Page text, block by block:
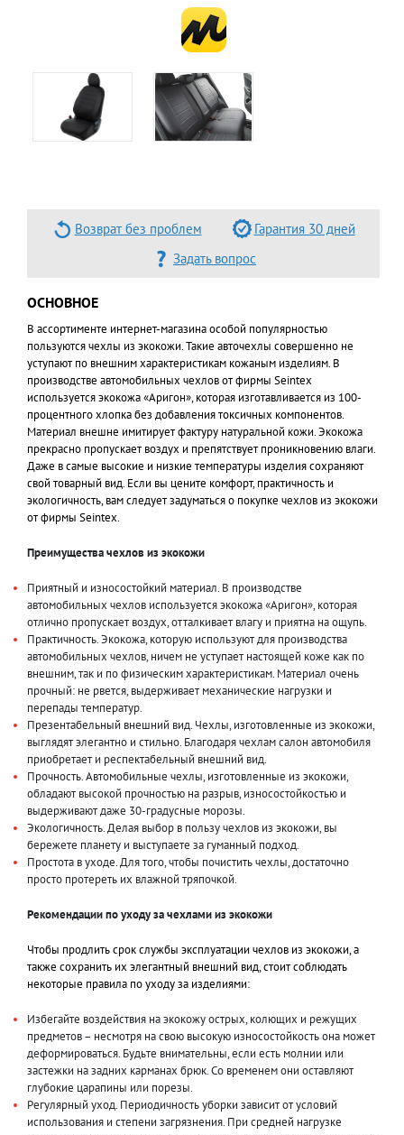
Возврат без проблем
Гарантия 30 дней
Задать вопрос
ОСНОВНОЕ
В ассортименте интернет-магазина особой популярностью
пользуются чехлы из экокожи. Такие авточехлы совершенно не
уступают по внешним характеристикам кожаным изделиям. В
производстве автомобильных чехлов от фирмы Seintex
используется экокожа «Аригон», которая изготавливается из 100-
процентного хлопка без добавления токсичных компонентов.
Материал внешне имитирует фактуру натуральной кожи. Экокожа
прекрасно пропускает воздух и препятствует проникновению влаги.
Даже в самые высокие и низкие температуры изделия сохраняют
свой товарный вид. Если вы цените комфорт, практичность и
экологичность, вам следует задуматься о покупке чехлов из экокожи
от фирмы Seintex.
Преимущества чехлов из экокожи
Приятный и износостойкий материал. В производстве
автомобильных чехлов используется экокожа «Аригон», которая
отлично пропускает воздух, отталкивает влагу и приятна на ощупь.
Практичность. Экокожа, которую используют для производства
автомобильных чехлов, ничем не уступает настоящей коже как по
внешним, так и по физическим характеристикам. Материал очень
прочный: не рвется, выдерживает механические нагрузки и
перепады температур.
Презентабельный внешний вид. Чехлы, изготовленные из экокожи,
выглядят элегантно и стильно. Благодаря чехлам салон автомобиля
приобретает и респектабельный внешний вид.
Прочность. Автомобильные чехлы, изготовленные из экокожи,
обладают высокой прочностью на разрыв, износостойкостью и
выдерживают даже 30-градусные морозы.
Экологичность. Делая выбор в пользу чехлов из экокожи, вы
бережете планету и выступаете за гуманный подход.
Простота в уходе. Для того, чтобы почистить чехлы, достаточно
просто протереть их влажной тряпочкой.
Рекомендации по уходу за чехлами из экокожи
Чтобы продлить срок службы эксплуатации чехлов из экокожи, а
также сохранить их элегантный внешний вид, стоит соблюдать
некоторые правила по уходу за изделиями:
Избегайте воздействия на экокожу острых, колющих и режущих
предметов – несмотря на свою высокую износостойкость она может
деформироваться. Будьте внимательны, если есть молнии или
застежки на задних карманах брюк. Со временем они оставляют
глубокие царапины или порезы.
Регулярный уход. Периодичность уборки зависит от условий
использования и степени загрязнения. При средней нагрузке